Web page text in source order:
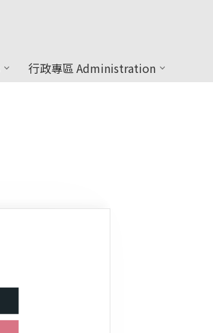
行政專區 Administration